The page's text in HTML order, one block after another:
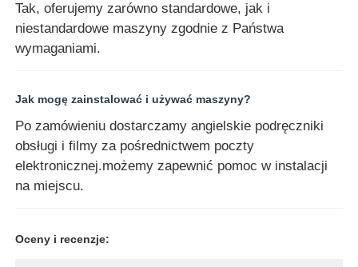
Tak, oferujemy zarówno standardowe, jak i
niestandardowe maszyny zgodnie z Państwa
wymaganiami.
Jak mogę zainstalować i używać maszyny?
Po zamówieniu dostarczamy angielskie podręczniki
obsługi i filmy za pośrednictwem poczty
elektronicznej.możemy zapewnić pomoc w instalacji
na miejscu.
Oceny i recenzje: